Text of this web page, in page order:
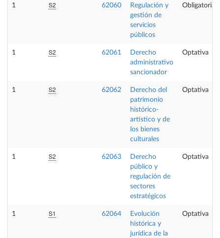
1 S2 62060
Regulación y
gestión de
servicios
públicos
Obligatoria
1 S2 62061
Derecho
administrativo
sancionador
Optativa
1 S2 62062
Derecho del
patrimonio
histórico-
artístico y de
los bienes
culturales
Optativa
1 S2 62063
Derecho
público y
regulación de
sectores
estratégicos
Optativa
1 S1 62064
Evolución
histórica y
jurídica de la
Optativa